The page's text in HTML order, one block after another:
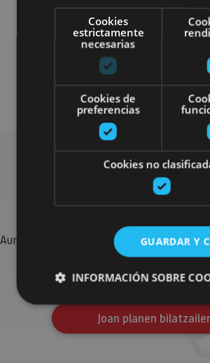
Visitas guiadas
Bilatu plan
Aurkitu zure bidaia Nafarroan osatzeko
jarduera antolatuak, bisitak eta
garrantzitsuenak.
Joan planen
Cookies
estrictamente
necesarias
Cookies de
preferencias
Cookies no
GUARDAR Y
INFORMACIÓN SOBRE
Cookies estrictamente